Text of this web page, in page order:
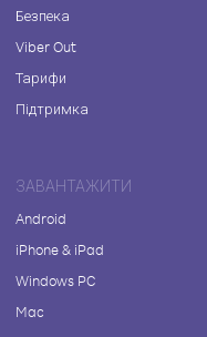
Безпека
Viber Out
Тарифи
Підтримка
ЗАВАНТАЖИТИ
Android
iPhone & iPad
Windows PC
Mac